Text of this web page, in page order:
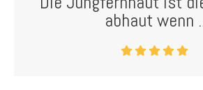
abhaut wenn